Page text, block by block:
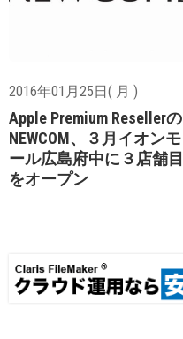
2016年01月25日( 月 )
Apple Premium Resellerの
NEWCOM、３月イオンモ
ール広島府中に３店舗目
をオープン